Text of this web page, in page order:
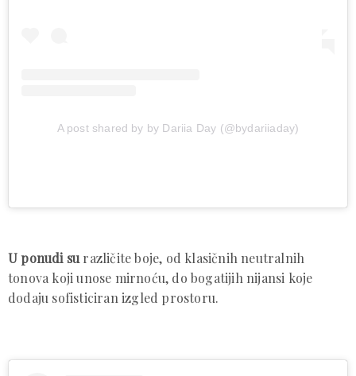
A post shared by by Dariia Day (@bydariiaday)
U ponudi su različite boje, od klasičnih neutralnih
tonova koji unose mirnoću, do bogatijih nijansi koje
dodaju sofisticiran izgled prostoru.